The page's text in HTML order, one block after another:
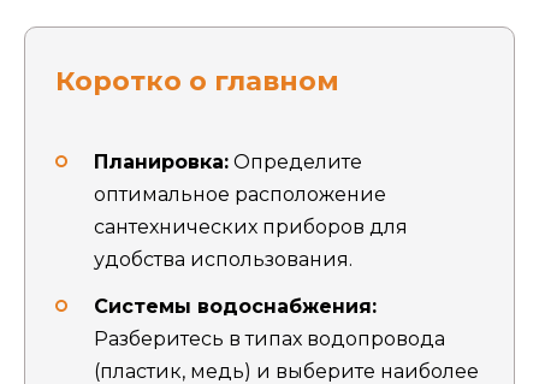
Коротко о главном
Планировка: Определите
оптимальное расположение
сантехнических приборов для
удобства использования.
Системы водоснабжения:
Разберитесь в типах водопровода
(пластик, медь) и выберите наиболее